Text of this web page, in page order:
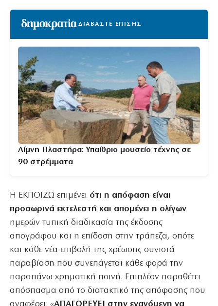
ΔΙΑΒΑΣΤΕ ΕΠΙΣΗΣ
Λίμνη Πλαστήρα: Υπαίθριο μουσείο τέχνης σε
90 στρέμματα
Η ΕΚΠΟΙΖΩ επιμένει ότι η απόφαση είναι
προσωρινά εκτελεστή και απομένει η ολίγων
ημερών τυπική διαδικασία της έκδοσης
απογράφου και η επίδοση στην τράπεζα, οπότε
και κάθε νέα επιβολή της χρέωσης συνιστά
παραβίαση που συνεπάγεται κάθε φορά την
παραπάνω χρηματική ποινή. Επιπλέον παραθέτει
απόσπασμα από το διατακτικό της απόφασης που